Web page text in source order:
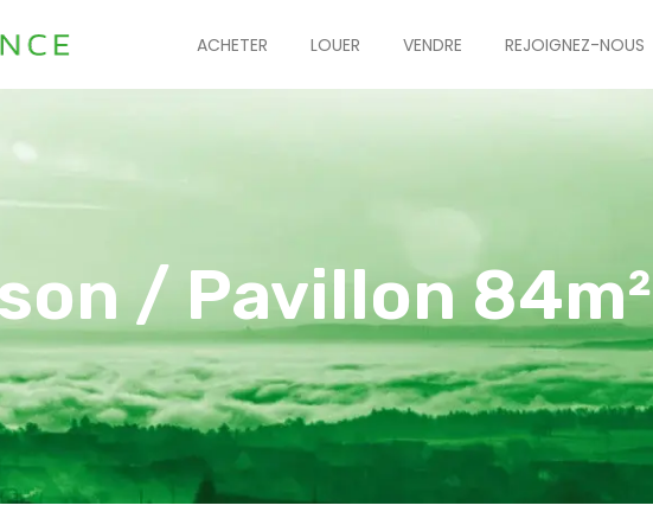
ACHETER LOUER VENDRE REJOIGNEZ-NOUS
/ Pavillon 84m²